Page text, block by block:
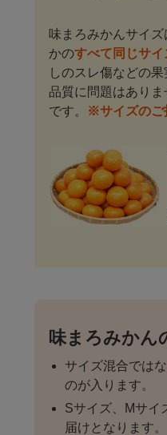
味まろみかんサイ
かのすべて同じサイ
しのスレ傷などの
品質に問題はあり
です。
※サイズのご
味まろみかん
サイズ混合ではな
のが入ります。
Sサイズ、Mサイ
届けとなります。